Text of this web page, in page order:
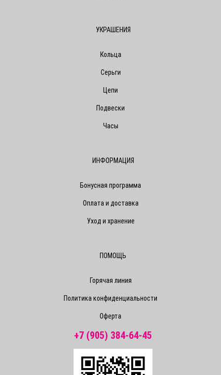
УКРАШЕНИЯ
Кольца
Серьги
Цепи
Подвески
Часы
ИНФОРМАЦИЯ
Бонусная программа
Оплата и доставка
Уход и хранение
ПОМОЩЬ
Горячая линия
Политика конфиденциальности
Оферта
+7 (905) 384-64-45